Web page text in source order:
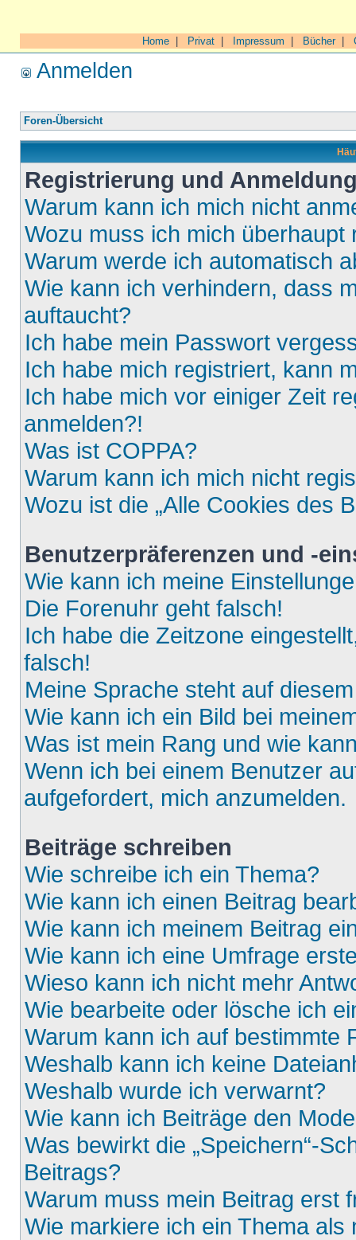
Home Privat Impressum Bücher|
Anmelden
Foren-Übersicht
Registrierung und
Warum kann ich mich nicht
Wozu muss ich mich überhaupt
Warum werde ich automatisch
Wie kann ich verhindern, dass
auftaucht?
Ich habe mein Passwort
Ich habe mich registriert, kann
Ich habe mich vor einiger Zeit
anmelden?!
Was ist COPPA?
Warum kann ich mich nicht
Wozu ist die „Alle Cookies des
Benutzerpräferenzen und -
Wie kann ich meine
Die Forenuhr geht falsch!
Ich habe die Zeitzone
falsch!
Meine Sprache steht auf
Wie kann ich ein Bild bei
Was ist mein Rang und wie
Wenn ich bei einem Benutzer
aufgefordert, mich anzumelden.
Beiträge schreiben
Wie schreibe ich ein Thema?
Wie kann ich einen Beitrag
Wie kann ich meinem Beitrag
Wie kann ich eine Umfrage
Wieso kann ich nicht mehr
Wie bearbeite oder lösche ich
Warum kann ich auf bestimmte
Weshalb kann ich keine
Weshalb wurde ich verwarnt?
Wie kann ich Beiträge den
Was bewirkt die „Speichern“-
Beitrags?
Warum muss mein Beitrag erst
Wie markiere ich ein Thema als